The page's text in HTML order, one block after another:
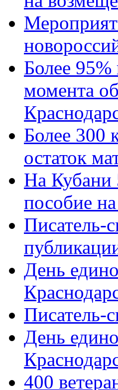
Более 95%
момента
Более 300
остаток
На Кубани
пособие
Писатель-
День
Писатель-
День
400